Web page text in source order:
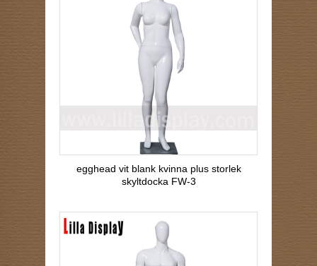
egghead vit blank kvinna plus storlek
skyltdocka FW-3